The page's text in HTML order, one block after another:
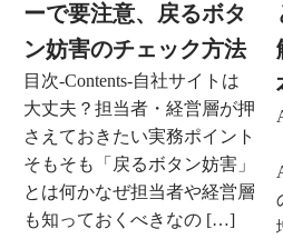
ーで要注意、戻るボタ
ン妨害のチェック方法
目次-Contents-自社サイトは
大丈夫？担当者・経営層が押
さえておきたい実務ポイント
そもそも「戻るボタン妨害」
とは何かなぜ担当者や経営層
も知っておくべきなの […]